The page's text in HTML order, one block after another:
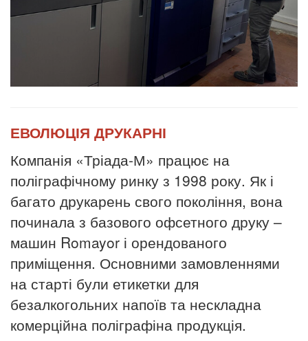
ЕВОЛЮЦІЯ ДРУКАРНІ
Компанія «Тріада-М» працює на
поліграфічному ринку з 1998 року. Як і
багато друкарень свого покоління, вона
починала з базового офсетного друку –
машин Romayor і орендованого
приміщення. Основними замовленнями
на старті були етикетки для
безалкогольних напоїв та нескладна
комерційна поліграфіна продукція.